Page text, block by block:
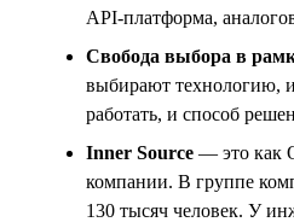
API-платформа,
Свобода выбора в
выбирают технологию,
работать, и способ
Inner Source — это как
компании. В группе
130 тысяч человек. У